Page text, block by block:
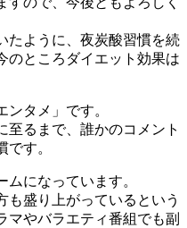
たように、夜炭酸習慣を続
のところダイエット効果は
タメ」です。
至るまで、誰かのコメント
です。
になっています。
も盛り上がっているという
マやバラエティ番組でも副